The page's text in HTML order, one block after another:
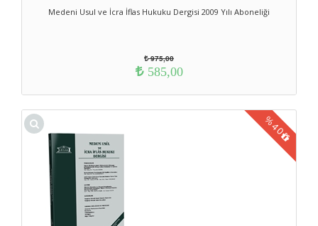
Medeni Usul ve İcra İflas Hukuku Dergisi 2009 Yılı Aboneliği
975,00
585,00
%40